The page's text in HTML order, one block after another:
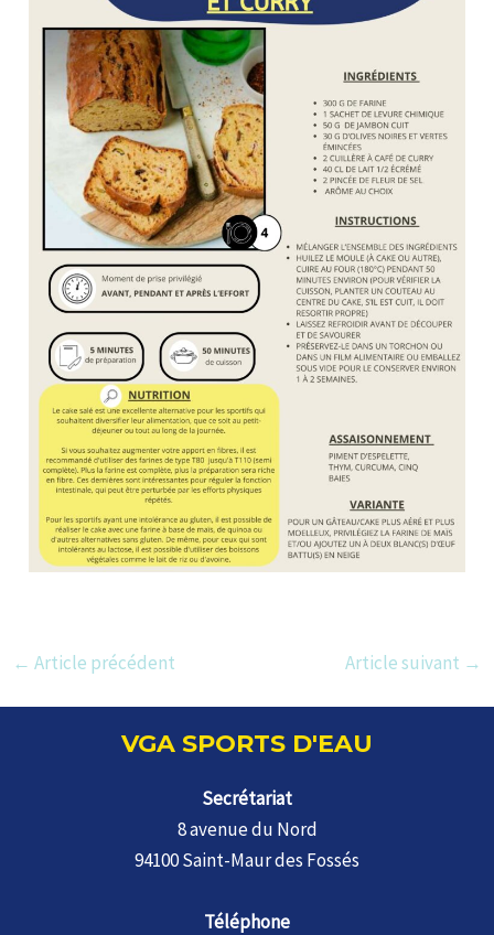
Navigation
← Article précédent Article suivant →
VGA SPORTS D'EAU
Secrétariat
8 avenue du Nord
94100 Saint-Maur des Fossés
Téléphone